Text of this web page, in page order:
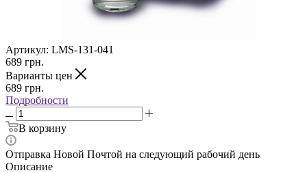
Артикул: LMS-131-041
689 грн.
Варианты цен
689 грн.
Подробности
В корзину
Отправка Новой Почтой на следующий рабочий день
Описание